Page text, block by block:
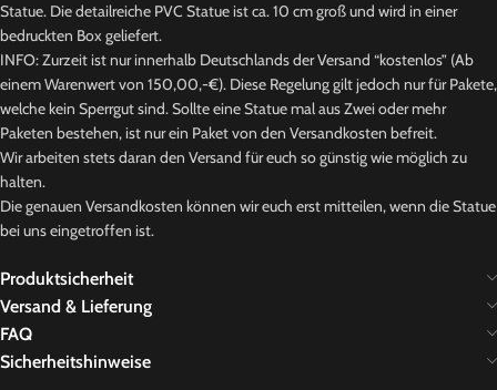
Statue. Die detailreiche PVC Statue ist ca. 10 cm groß und wird in einer
bedruckten Box geliefert.
INFO: Zurzeit ist nur innerhalb Deutschlands der Versand “kostenlos” (Ab
einem Warenwert von 150,00,-€). Diese Regelung gilt jedoch nur für Pakete,
welche kein Sperrgut sind. Sollte eine Statue mal aus Zwei oder mehr
Paketen bestehen, ist nur ein Paket von den Versandkosten befreit.
Wir arbeiten stets daran den Versand für euch so günstig wie möglich zu
halten.
Die genauen Versandkosten können wir euch erst mitteilen, wenn die Statue
bei uns eingetroffen ist.
Produktsicherheit
Versand & Lieferung
FAQ
Sicherheitshinweise